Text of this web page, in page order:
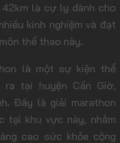
là cự ly dành cho
kinh nghiệm và đạt
thể thao này.
là một sự kiện thể
ra tại huyện Cần Giờ,
Đây là giải marathon
tại khu vực này, nhằm
cao sức khỏe cộng